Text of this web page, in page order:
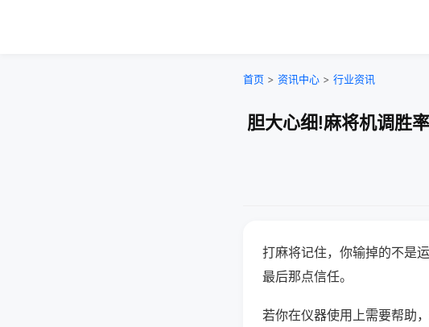
首页 > 资讯中心 > 行业资讯
胆大心细!麻将机调胜
打麻将记住，你输掉的不是
最后那点信任。
若你在仪器使用上需要帮助